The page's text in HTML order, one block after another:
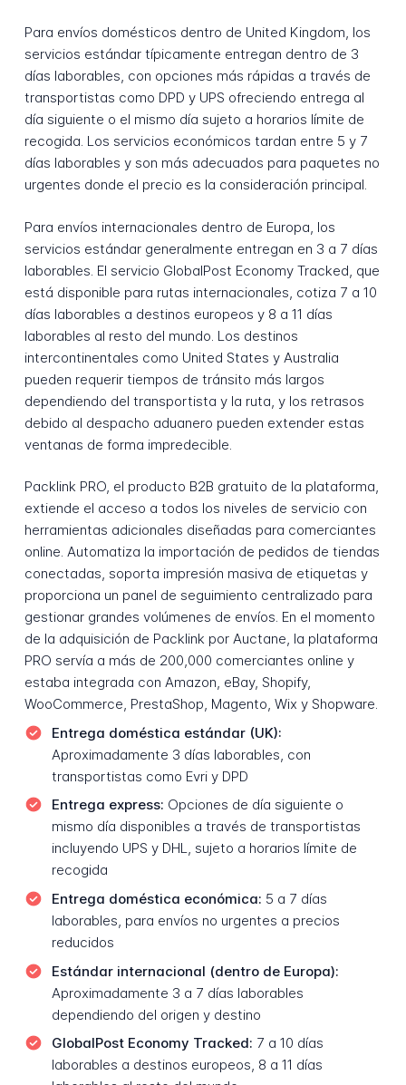
Para envíos domésticos dentro de United Kingdom, los
servicios estándar típicamente entregan dentro de 3
días laborables, con opciones más rápidas a través de
transportistas como DPD y UPS ofreciendo entrega al
día siguiente o el mismo día sujeto a horarios límite de
recogida. Los servicios económicos tardan entre 5 y 7
días laborables y son más adecuados para paquetes no
urgentes donde el precio es la consideración principal.
Para envíos internacionales dentro de Europa, los
servicios estándar generalmente entregan en 3 a 7 días
laborables. El servicio GlobalPost Economy Tracked, que
está disponible para rutas internacionales, cotiza 7 a 10
días laborables a destinos europeos y 8 a 11 días
laborables al resto del mundo. Los destinos
intercontinentales como United States y Australia
pueden requerir tiempos de tránsito más largos
dependiendo del transportista y la ruta, y los retrasos
debido al despacho aduanero pueden extender estas
ventanas de forma impredecible.
Packlink PRO, el producto B2B gratuito de la plataforma,
extiende el acceso a todos los niveles de servicio con
herramientas adicionales diseñadas para comerciantes
online. Automatiza la importación de pedidos de tiendas
conectadas, soporta impresión masiva de etiquetas y
proporciona un panel de seguimiento centralizado para
gestionar grandes volúmenes de envíos. En el momento
de la adquisición de Packlink por Auctane, la plataforma
PRO servía a más de 200,000 comerciantes online y
estaba integrada con Amazon, eBay, Shopify,
WooCommerce, PrestaShop, Magento, Wix y Shopware.
Entrega doméstica estándar (UK):
Aproximadamente 3 días laborables, con
transportistas como Evri y DPD
Entrega express: Opciones de día siguiente o
mismo día disponibles a través de transportistas
incluyendo UPS y DHL, sujeto a horarios límite de
recogida
Entrega doméstica económica: 5 a 7 días
laborables, para envíos no urgentes a precios
reducidos
Estándar internacional (dentro de Europa):
Aproximadamente 3 a 7 días laborables
dependiendo del origen y destino
GlobalPost Economy Tracked: 7 a 10 días
laborables a destinos europeos, 8 a 11 días